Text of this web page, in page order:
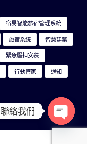
宿易智能旅宿管理系統
旅宿系統 智慧建築
緊急壓扣安裝
行動管家 通知
聯絡我們
Open